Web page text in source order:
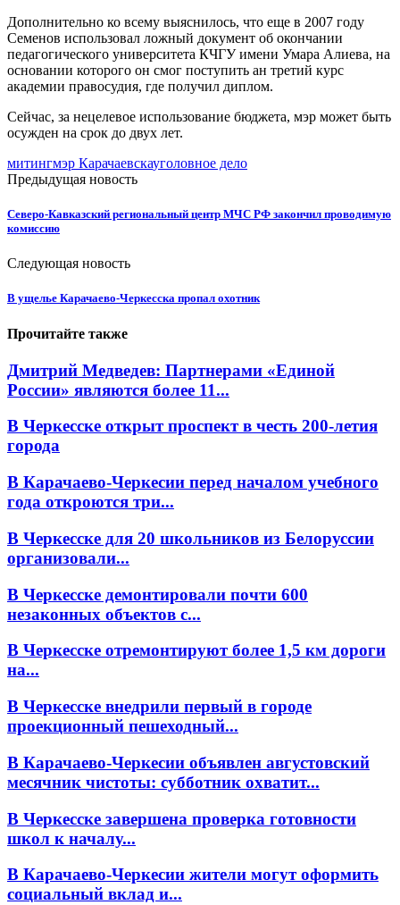
Дополнительно ко всему выяснилось, что еще в 2007 году
Семенов использовал ложный документ об окончании
педагогического университета КЧГУ имени Умара Алиева, на
основании которого он смог поступить ан третий курс
академии правосудия, где получил диплом.
Сейчас, за нецелевое использование бюджета, мэр может быть
осужден на срок до двух лет.
митингмэр Карачаевскауголовное дело
Предыдущая новость
Северо-Кавказский региональный центр МЧС РФ закончил проводимую
комиссию
Следующая новость
В ущелье Карачаево-Черкесска пропал охотник
Прочитайте также
Дмитрий Медведев: Партнерами «Единой
России» являются более 11...
В Черкесске открыт проспект в честь 200-летия
города
В Карачаево-Черкесии перед началом учебного
года откроются три...
В Черкесске для 20 школьников из Белоруссии
организовали...
В Черкесске демонтировали почти 600
незаконных объектов с...
В Черкесске отремонтируют более 1,5 км дороги
на...
В Черкесске внедрили первый в городе
проекционный пешеходный...
В Карачаево-Черкесии объявлен августовский
месячник чистоты: субботник охватит...
В Черкесске завершена проверка готовности
школ к началу...
В Карачаево-Черкесии жители могут оформить
социальный вклад и...